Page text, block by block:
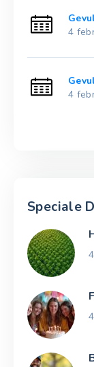
4
4
Speciale